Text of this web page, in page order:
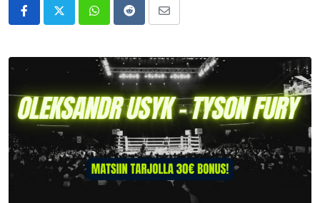
WhatsappRedditShare
Email